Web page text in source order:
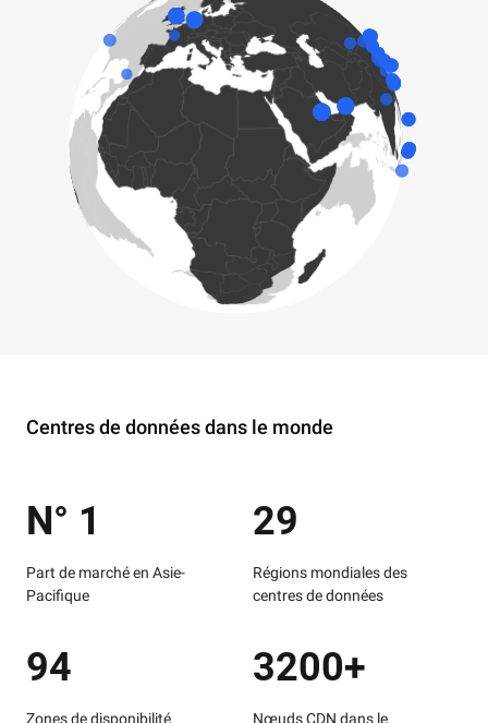
Centres de données dans le monde
N° 1
Part de marché en Asie-
Pacifique
29
Régions mondiales des
centres de données
94
Zones de disponibilité
3200+
Nœuds CDN dans le